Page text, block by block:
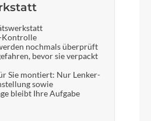
Kontrolle
nochmals überprüft
bevor sie verpackt
Sie montiert: Nur Lenker-
sowie
bleibt Ihre Aufgabe